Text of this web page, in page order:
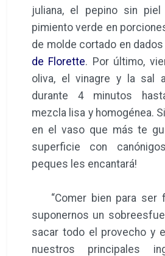
juliana, el pepino sin
pimiento verde en
de molde cortado en dados
de Florette. Por último,
oliva, el vinagre y la sal
durante 4 minutos
mezcla lisa y homogénea.
en el vaso que más te
superficie con
peques les encantará!
“Comer bien para ser
suponernos un
sacar todo el provecho y
nuestros principales